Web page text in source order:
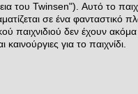
Twinsen"). Αυτό το
σε ένα φανταστικό
παιχνιδιού δεν έχουν
για το παιχνίδι.